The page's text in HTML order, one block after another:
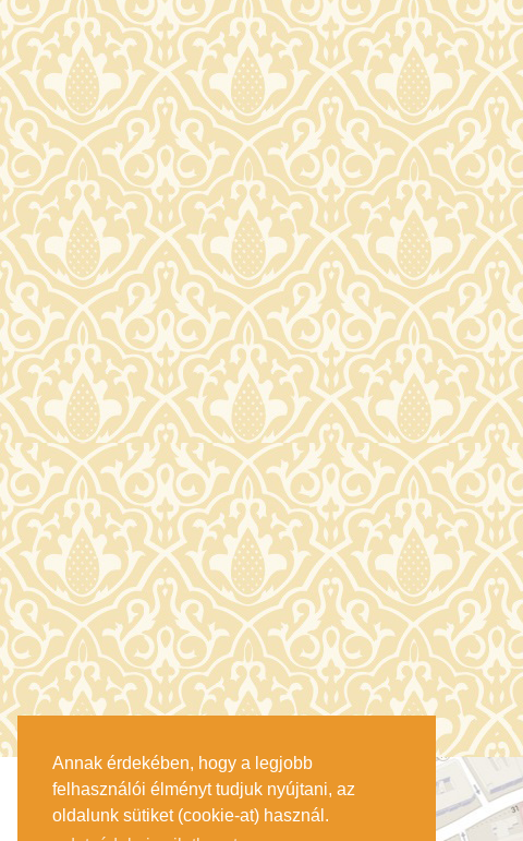
Annak érdekében, hogy a legjobb
felhasználói élményt tudjuk nyújtani, az
oldalunk sütiket (cookie-at) használ.